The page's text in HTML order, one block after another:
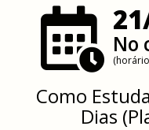
No
Como
Dias